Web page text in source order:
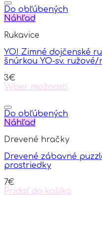
Do obľúbených
Náhľad
Rukavice
YO! Zimné dojčenské
šnúrkou YO-sv. ružové/
3€
Výber možností
product
has
multiple
The
may
be
on
the
Do obľúbených
Náhľad
Drevené hračky
Drevené zábavné
prostriedky
7€
Pridať do košíka